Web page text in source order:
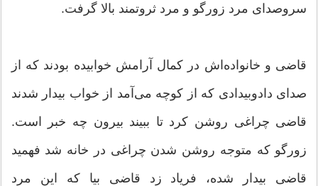
سروصدای مرد زورگو و مرد ثروتمند بالا گرفت.
قاضی و خانواده‌اش در كمال آرامش خوابیده بودند كه از
صدای دادوبیدادی كه از كوچه می‌آمد از خواب بیدار شدند
قاضی چراغی روشن كرد تا ببیند بیرون چه خبر است.
زورگو كه متوجه روشن شدن چراغی در خانه شد فهمید
قاضی بیدار شده، فریاد زد قاضی بیا كه این مرد